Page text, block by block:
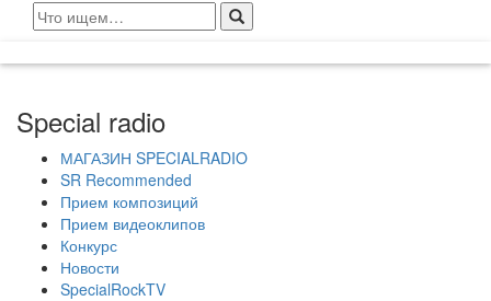
Search
for:
Special radio
МАГАЗИН SPECIALRADIO
SR Recommended
Прием композиций
Прием видеоклипов
Конкурс
Новости
SpecialRockTV